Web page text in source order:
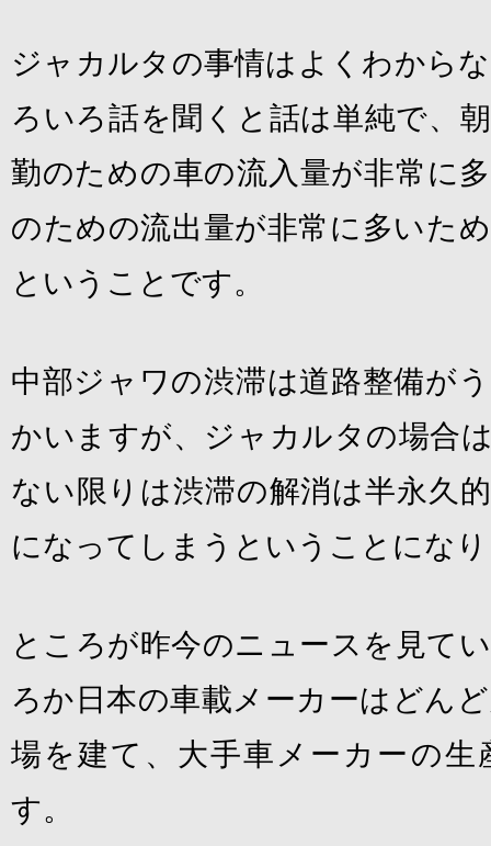
ジャカルタの事情はよくわから
ろいろ話を聞くと話は単純で、
勤のための車の流入量が非常に
のための流出量が非常に多いた
ということです。
中部ジャワの渋滞は道路整備が
かいますが、ジャカルタの場合
ない限りは渋滞の解消は半永久
になってしまうということにな
ところが昨今のニュースを見て
ろか日本の車載メーカーはどん
場を建て、大手車メーカーの
す。